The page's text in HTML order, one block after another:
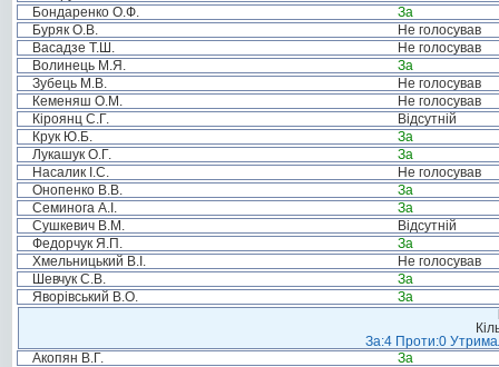
Бондаренко О.Ф.
За
Буряк О.В.
Не голосував
Васадзе Т.Ш.
Не голосував
Волинець М.Я.
За
Зубець М.В.
Не голосував
Кеменяш О.М.
Не голосував
Кіроянц С.Г.
Відсутній
Крук Ю.Б.
За
Лукашук О.Г.
За
Насалик І.С.
Не голосував
Онопенко В.В.
За
Семинога А.І.
За
Сушкевич В.М.
Відсутній
Федорчук Я.П.
За
Хмельницький В.І.
Не голосував
Шевчук С.В.
За
Яворівський В.О.
За
За:4 Проти:0
Акопян В.Г.
За